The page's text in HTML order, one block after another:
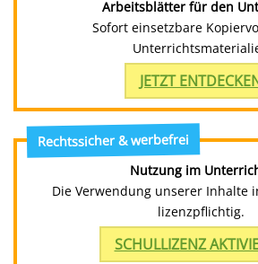
Arbeitsblätter für den
Sofort einsetzbare
JETZT
Rechtssicher & werbefrei
Nutzung im
Die Verwendung unserer Inhalte
lizenzpflichtig.
SCHULLIZENZ